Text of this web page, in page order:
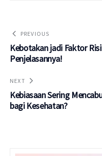
PREVIOUS
Kebotakan jadi Faktor
Penjelasannya!
NEXT
Kebiasaan Sering
bagi Kesehatan?